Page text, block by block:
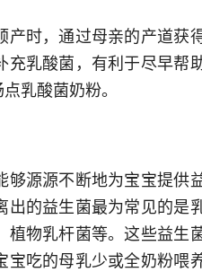
时，通过母亲的产道获
乳酸菌，有利于尽早帮
乳酸菌奶粉。
源源不断地为宝宝提供
的益生菌最为常见的是
物乳杆菌等。这些益生
吃的母乳少或全奶粉喂